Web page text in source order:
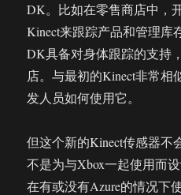
DK。比如在零售商店中，
Kinect来跟踪产品和管理库
DK具备对身体跟踪的支持
店。与最初的Kinect非常
发人员如何使用它。
但这个新的Kinect传感器不
不是为与Xbox一起使用而
在有或没有Azure的情况下